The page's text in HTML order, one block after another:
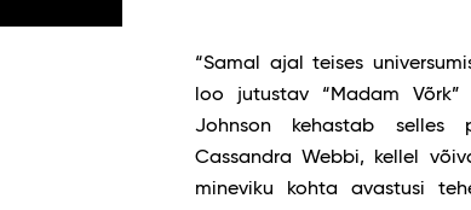
“Samal ajal teises
loo jutustav “Madam
Johnson kehastab selles
Cassandra Webbi, kellel
mineviku kohta avastusi